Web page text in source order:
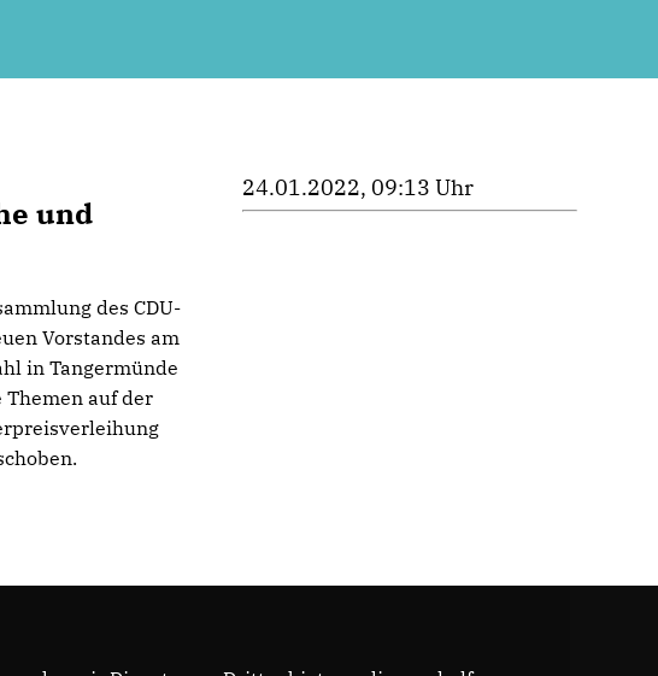
und
des CDU-
Vorstandes am
in Tangermünde
Themen auf der
24.01.2022, 09:13 Uhr